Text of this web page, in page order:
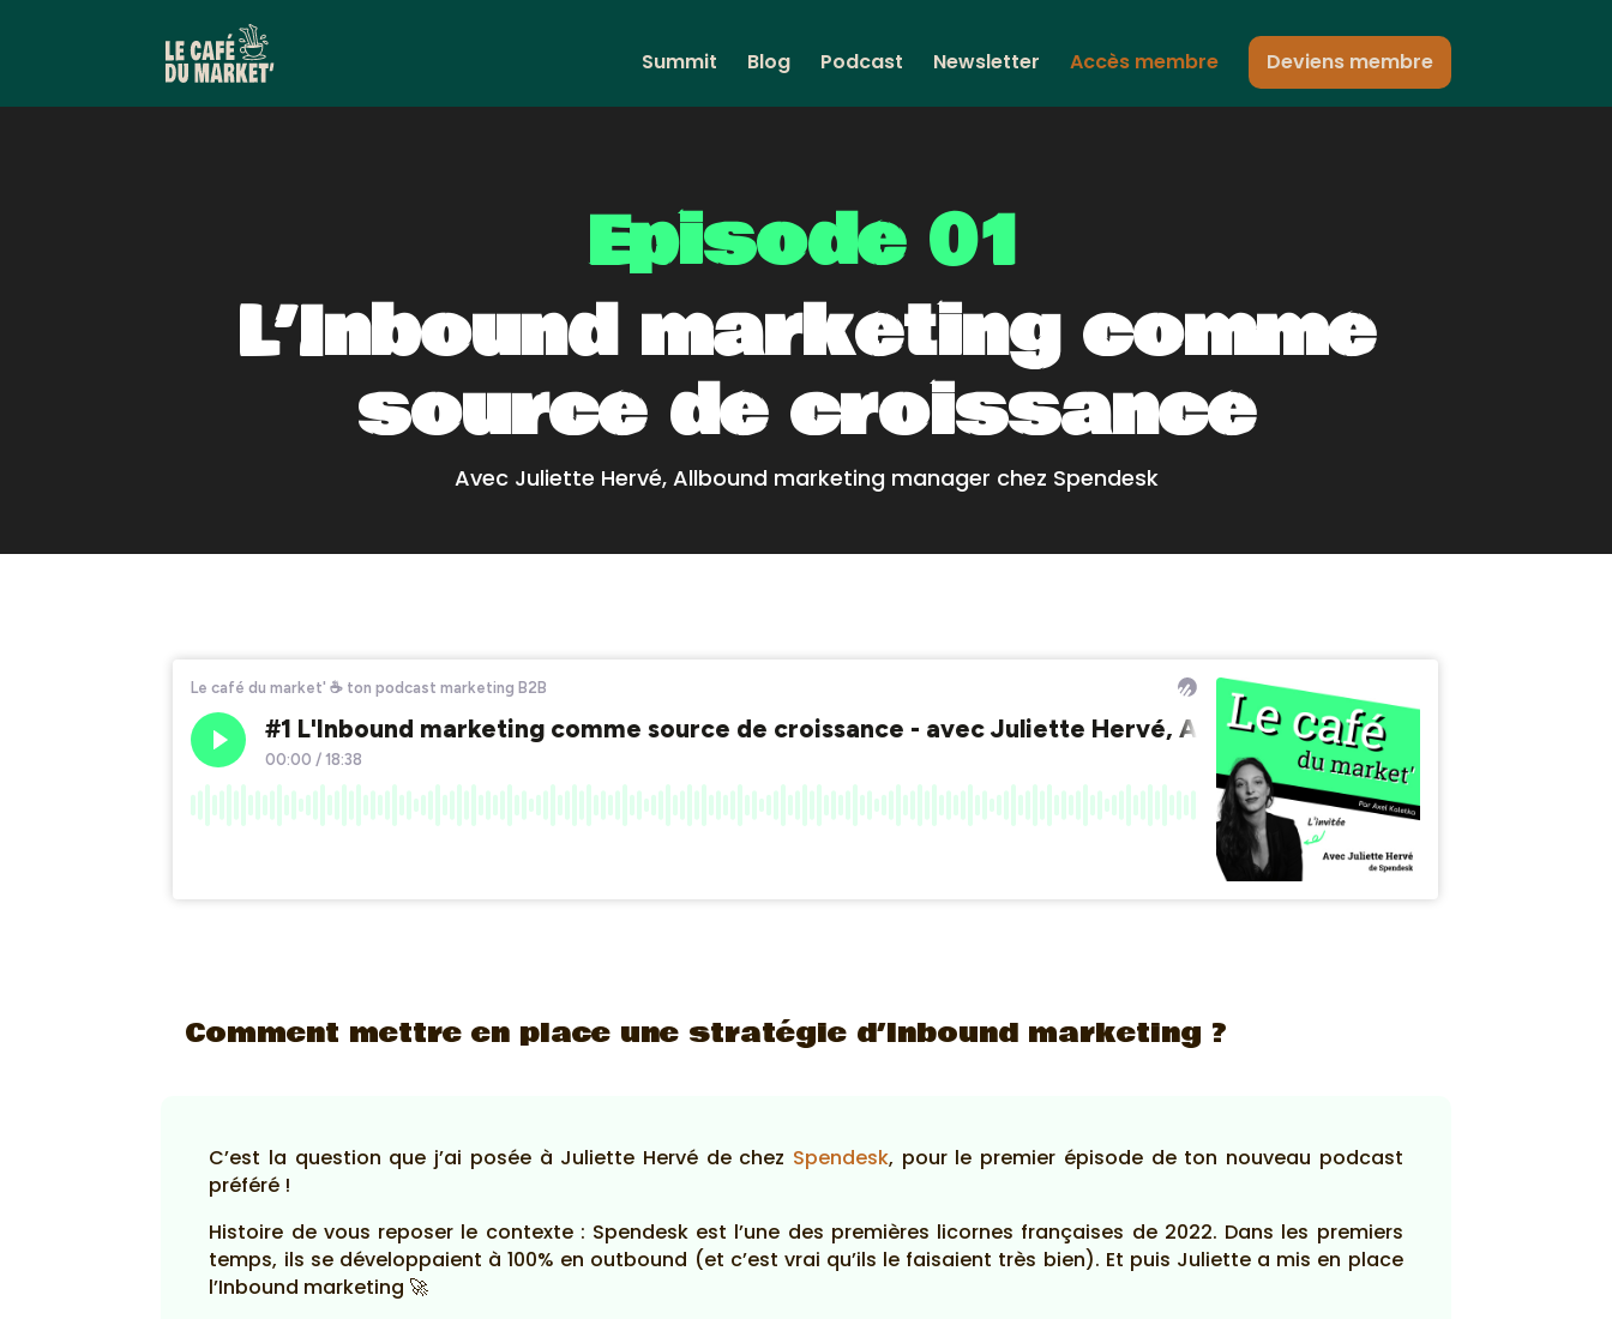
Summit Blog Podcast Newsletter Accès membre Deviens membre
Episode 01
L’Inbound marketing comme
source de croissance
Avec Juliette Hervé, Allbound marketing manager chez Spendesk
Comment mettre en place une stratégie d’Inbound marketing ?
C’est la question que j’ai posée à Juliette Hervé de chez Spendesk, pour le premier épisode de ton nouveau podcast
préféré !
Histoire de vous reposer le contexte : Spendesk est l’une des premières licornes françaises de 2022. Dans les premiers
temps, ils se développaient à 100% en outbound (et c’est vrai qu’ils le faisaient très bien). Et puis Juliette a mis en place
l’Inbound marketing 🚀